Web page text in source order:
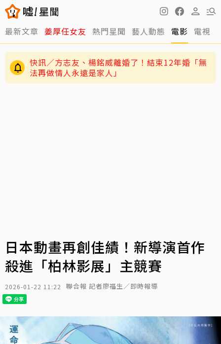
最新文章 姜厚任女友 熱門星聞 藝人動態 電影 電視
快訊／方志友、楊銘威離婚了！結束12年婚「無
法再做情人永遠是家人」
日本動畫再創佳績！新導演首作
殺進「柏林影展」主競賽
2026-01-22 11:22 聯合報 記者廖福生／即時報導